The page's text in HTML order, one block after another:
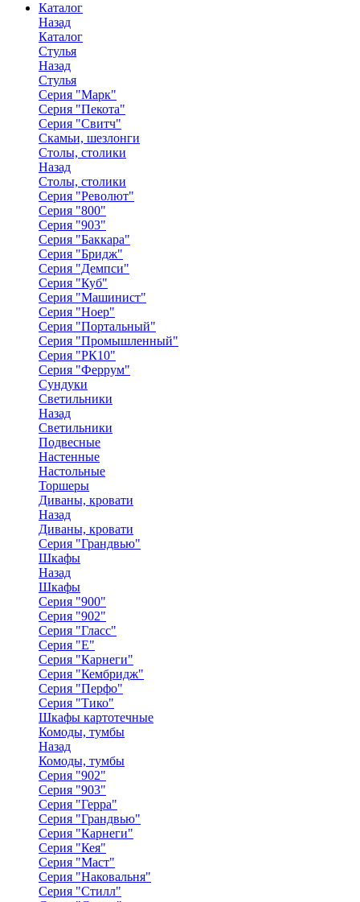
Каталог
Назад
Каталог
Стулья
Назад
Стулья
Серия "Марк"
Серия "Пекота"
Серия "Свитч"
Скамьи, шезлонги
Столы, столики
Назад
Столы, столики
Серия "Револют"
Серия "800"
Серия "903"
Серия "Баккара"
Серия "Бридж"
Серия "Демпси"
Серия "Куб"
Серия "Машинист"
Серия "Ноер"
Серия "Портальный"
Серия "Промышленный"
Серия "РК10"
Серия "Феррум"
Сундуки
Светильники
Назад
Светильники
Подвесные
Настенные
Настольные
Торшеры
Диваны, кровати
Назад
Диваны, кровати
Серия "Грандвью"
Шкафы
Назад
Шкафы
Серия "900"
Серия "902"
Серия "Гласс"
Серия "Е"
Серия "Карнеги"
Серия "Кембридж"
Серия "Перфо"
Серия "Тико"
Шкафы картотечные
Комоды, тумбы
Назад
Комоды, тумбы
Серия "902"
Серия "903"
Серия "Герра"
Серия "Грандвью"
Серия "Карнеги"
Серия "Кея"
Серия "Маст"
Серия "Наковальня"
Серия "Стилл"